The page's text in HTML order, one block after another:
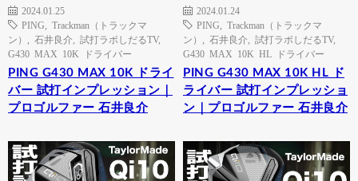
2024.01.25
PING
Trackman（トラックマ
ン）
石井良介 試打ラボしだるTV,
G430 MAX 10K ドライバー
PING G430 MAX 10K ドライ
バー 試打インプレッション｜
プロゴルファー 石井良介
2024.01.24
PING
Trackman（トラックマ
ン）
石井良介 試打ラボしだるTV,
G430 MAX 10K HL ドライバー
PING G430 MAX 10K HL ド
ライバー 試打インプレッショ
ン｜プロゴルファー 石井良介